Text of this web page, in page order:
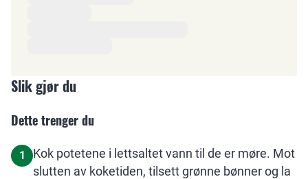
Slik gjør du
Dette trenger du
1
Kok potetene i lettsaltet vann til de er møre. Mot
slutten av koketiden, tilsett grønne bønner og la